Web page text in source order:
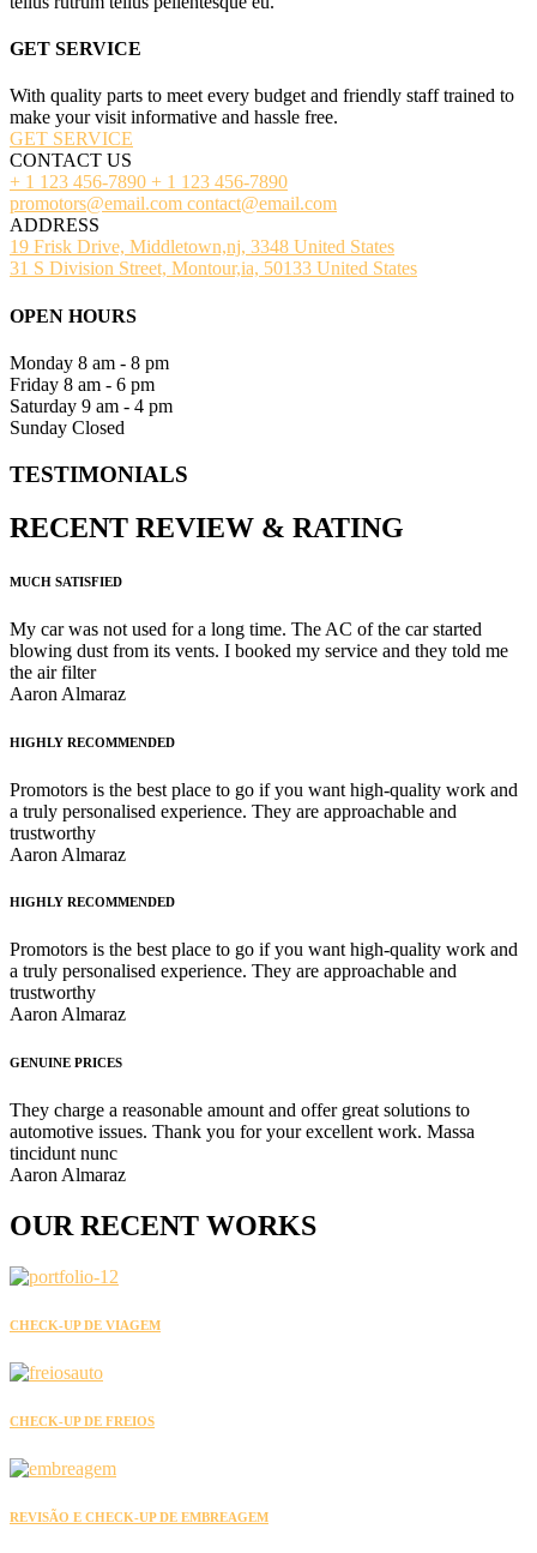
GET SERVICE
With quality parts to meet every budget and friendly staff trained to
make your visit informative and hassle free.
GET SERVICE
CONTACT US
+ 1 123 456-7890 + 1 123 456-7890
promotors@email.com contact@email.com
ADDRESS
19 Frisk Drive, Middletown,nj, 3348 United States
31 S Division Street, Montour,ia, 50133 United States
OPEN HOURS
Monday 8 am - 8 pm
Friday 8 am - 6 pm
Saturday 9 am - 4 pm
Sunday Closed
TESTIMONIALS
RECENT REVIEW & RATING
MUCH SATISFIED
My car was not used for a long time. The AC of the car started
blowing dust from its vents. I booked my service and they told me
the air filter
Aaron Almaraz
HIGHLY RECOMMENDED
Promotors is the best place to go if you want high-quality work and
a truly personalised experience. They are approachable and
trustworthy
Aaron Almaraz
HIGHLY RECOMMENDED
Promotors is the best place to go if you want high-quality work and
a truly personalised experience. They are approachable and
trustworthy
Aaron Almaraz
GENUINE PRICES
They charge a reasonable amount and offer great solutions to
automotive issues. Thank you for your excellent work. Massa
tincidunt nunc
Aaron Almaraz
OUR RECENT WORKS
CHECK-UP DE VIAGEM
CHECK-UP DE FREIOS
REVISÃO E CHECK-UP DE EMBREAGEM